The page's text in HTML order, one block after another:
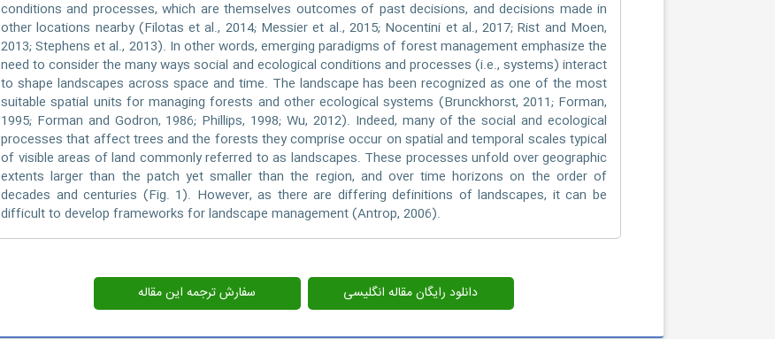
conditions and processes, which are themselves outcomes of past decisions, and decisions made in
other locations nearby (Filotas et al., 2014; Messier et al., 2015; Nocentini et al., 2017; Rist and Moen,
2013; Stephens et al., 2013). In other words, emerging paradigms of forest management emphasize the
need to consider the many ways social and ecological conditions and processes (i.e., systems) interact
to shape landscapes across space and time. The landscape has been recognized as one of the most
suitable spatial units for managing forests and other ecological systems (Brunckhorst, 2011; Forman,
1995; Forman and Godron, 1986; Phillips, 1998; Wu, 2012). Indeed, many of the social and ecological
processes that affect trees and the forests they comprise occur on spatial and temporal scales typical
of visible areas of land commonly referred to as landscapes. These processes unfold over geographic
extents larger than the patch yet smaller than the region, and over time horizons on the order of
decades and centuries (Fig. 1). However, as there are differing definitions of landscapes, it can be
difficult to develop frameworks for landscape management (Antrop, 2006).
دانلود رایگان مقاله انگلیسی سفارش ترجمه این مقاله